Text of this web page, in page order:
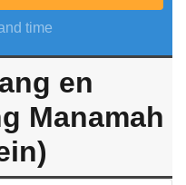
time
en
Manamah